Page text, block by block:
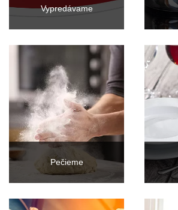
Vypredávame
Pečieme